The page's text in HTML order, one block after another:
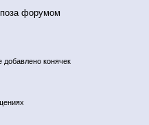
добавлено конячек